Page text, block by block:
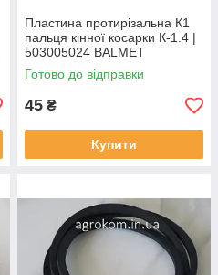
Пластина протирізальна К1
пальця кінної косарки К-1.4 |
503005024 BALMET
Готово до відправки
45 ₴
Купити